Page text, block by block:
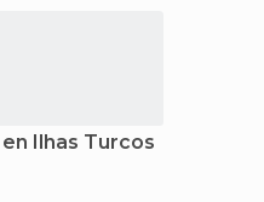
Ilhas Turcos